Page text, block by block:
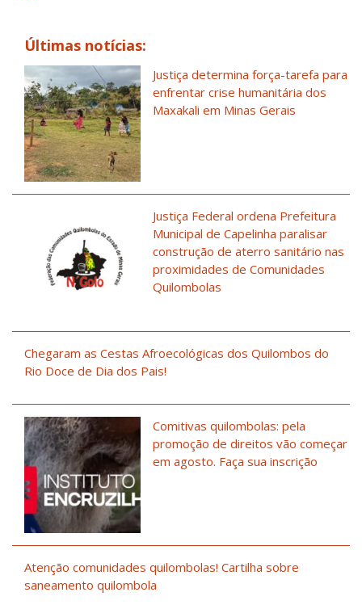
Últimas notícias:
Justiça determina força-tarefa para
enfrentar crise humanitária dos
Maxakali em Minas Gerais
Justiça Federal ordena Prefeitura
Municipal de Capelinha paralisar
construção de aterro sanitário nas
proximidades de Comunidades
Quilombolas
Chegaram as Cestas Afroecológicas dos Quilombos do
Rio Doce de Dia dos Pais!
Comitivas quilombolas: pela
promoção de direitos vão começar
em agosto. Faça sua inscrição
Atenção comunidades quilombolas! Cartilha sobre
saneamento quilombola